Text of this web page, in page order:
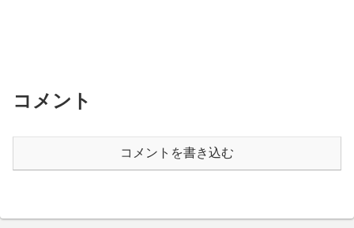
コメント
コメントを書き込む